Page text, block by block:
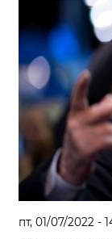
пт, 01/07/2022 -